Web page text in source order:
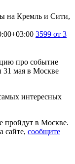
на Кремль и Сити,
3599 от 3
про событие
31 мая в Москве
интересных
пройдут в Москве.
сайте, сообщите